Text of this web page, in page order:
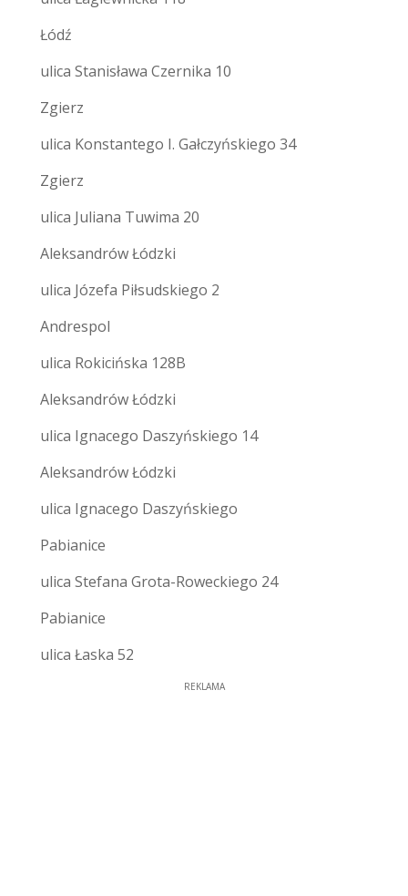
Łódź
ulica Stanisława Czernika 10
Zgierz
ulica Konstantego I. Gałczyńskiego 34
Zgierz
ulica Juliana Tuwima 20
Aleksandrów Łódzki
ulica Józefa Piłsudskiego 2
Andrespol
ulica Rokicińska 128B
Aleksandrów Łódzki
ulica Ignacego Daszyńskiego 14
Aleksandrów Łódzki
ulica Ignacego Daszyńskiego
Pabianice
ulica Stefana Grota-Roweckiego 24
Pabianice
ulica Łaska 52
REKLAMA